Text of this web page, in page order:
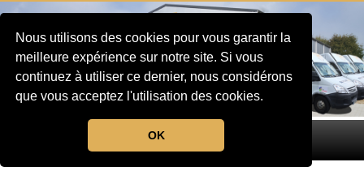
Nous utilisons des cookies pour vous garantir la
meilleure expérience sur notre site. Si vous
continuez à utiliser ce dernier, nous considérons
que vous acceptez l'utilisation des cookies.
OKMENU